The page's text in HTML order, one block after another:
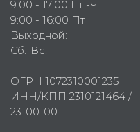
9:00 - 17:00 Пн-Чт
9:00 - 16:00 Пт
Выходной:
Сб.-Вс.
ОГРН 1072310001235
ИНН/КПП 2310121464 /
231001001